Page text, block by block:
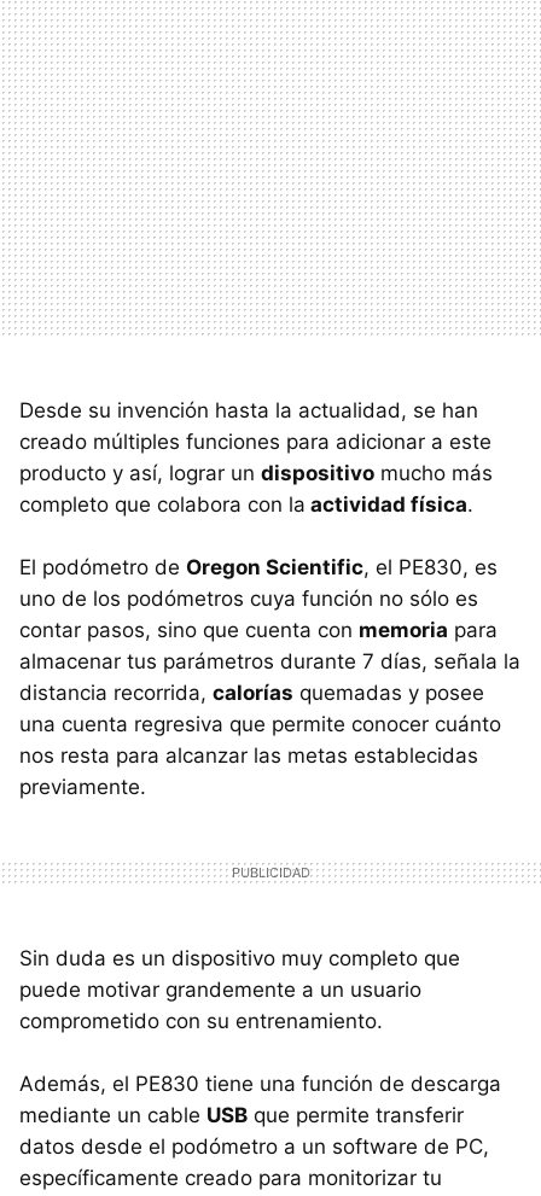
Desde su invención hasta la actualidad, se han
creado múltiples funciones para adicionar a este
producto y así, lograr un dispositivo mucho más
completo que colabora con la actividad física.
El podómetro de Oregon Scientific, el PE830, es
uno de los podómetros cuya función no sólo es
contar pasos, sino que cuenta con memoria para
almacenar tus parámetros durante 7 días, señala la
distancia recorrida, calorías quemadas y posee
una cuenta regresiva que permite conocer cuánto
nos resta para alcanzar las metas establecidas
previamente.
Sin duda es un dispositivo muy completo que
puede motivar grandemente a un usuario
comprometido con su entrenamiento.
Además, el PE830 tiene una función de descarga
mediante un cable USB que permite transferir
datos desde el podómetro a un software de PC,
específicamente creado para monitorizar tu